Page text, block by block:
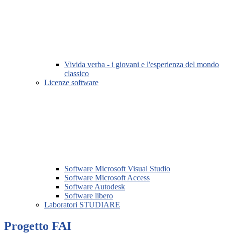
Vivida verba - i giovani e l'esperienza del mondo
classico
Licenze software
Software Microsoft Visual Studio
Software Microsoft Access
Software Autodesk
Software libero
Laboratori STUDIARE
Progetto FAI